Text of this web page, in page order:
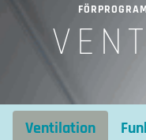
Ventilation